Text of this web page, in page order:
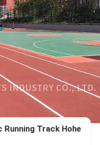
Track Hohe